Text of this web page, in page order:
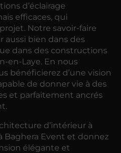
d’éclairage
efficaces, qui
Notre savoir-faire
aussi bien dans des
dans des constructions
en-Laye. En nous
bénéficierez d’une vision
de donner vie à des
et parfaitement ancrés
d’intérieur à
Baghera Event et donnez
élégante et